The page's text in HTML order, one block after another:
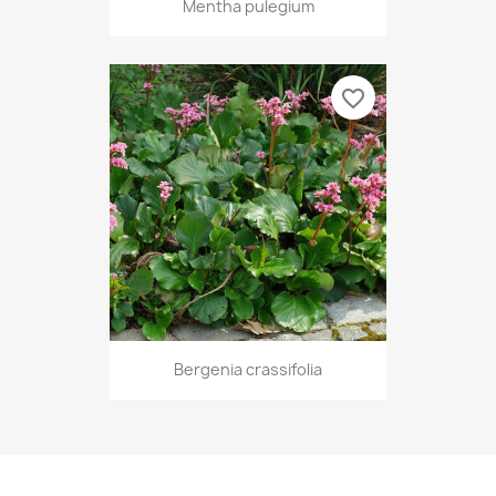
Mentha pulegium
Bergenia crassifolia
favorite_border